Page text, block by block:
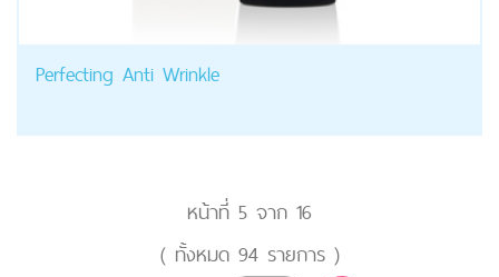
Perfecting Anti Wrinkle
หน้าที่ 5 จาก 16
( ทั้งหมด 94รายการ )